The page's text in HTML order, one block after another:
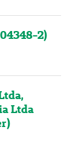
2)
Ltda